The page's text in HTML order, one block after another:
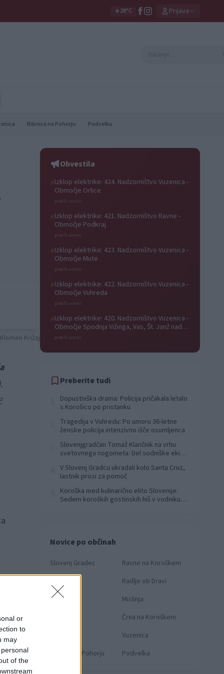
or
to
may
of the
☀️28°C Prijava
Ribnica na Pohorju Podvelka
Križaj
1 / 9
Obvestila
⚡Izklop elektrike: 424. Nadzorništvo Vuzenica -
Območje Orlice
pred 9 urami
⚡Izklop elektrike: 421. Nadzorništvo Ravne -
Območje Podkraj
pred 9 urami
⚡Izklop elektrike: 423. Nadzorništvo Vuzenica -
Območje Mute
pred 9 urami
⚡Izklop elektrike: 422. Nadzorništvo Vuzenica -
Območje Vuhreda
pred 9 urami
⚡Izklop elektrike: 420. Nadzorništvo Vuzenica -
Območje Spodnja Vižinga, Vas, Št. Janž nad
Radljami, Suhi Vrh, Dobrava
pred 9 urami
Preberite tudi
Dopustniška drama: Policija pričakala letalo
s Korošico po pristanku
Tragedija v Vuhredu: Po umoru 36-letne
ženske policija intenzivno išče osumljenca
Slovenjgradčan Tomaž Klančnik na vrhu
svetovnega nogometa: Del sodniške ekipe
V Slovenj Gradcu ukradali kolo Santa Cruz,
lastnik prosi za pomoč
Koroška med kulinarično elito Slovenije:
Sedem koroških gostinskih hiš v vodniku
Novice po občinah
Slovenj Gradec
Ravne na Koroškem
Radlje ob Dravi
Prevalje
Mislinja
Črna na Koroškem
Vuzenica
Ribnica na Pohorju
Podvelka